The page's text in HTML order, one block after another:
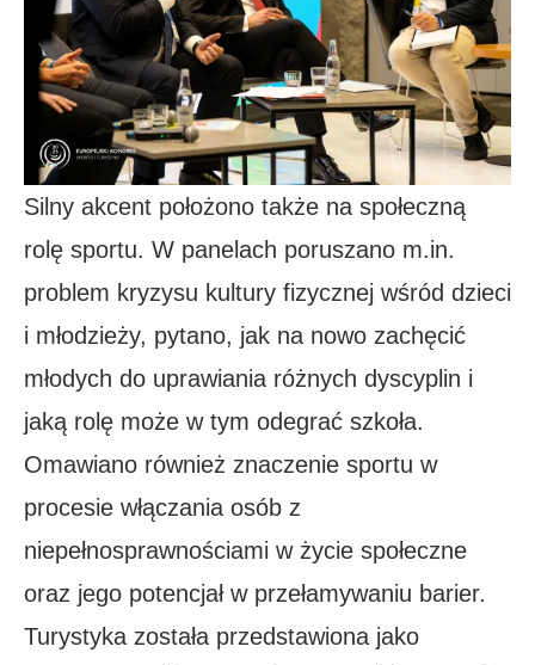
Silny akcent położono także na społeczną
rolę sportu. W panelach poruszano m.in.
problem kryzysu kultury fizycznej wśród dzieci
i młodzieży, pytano, jak na nowo zachęcić
młodych do uprawiania różnych dyscyplin i
jaką rolę może w tym odegrać szkoła.
Omawiano również znaczenie sportu w
procesie włączania osób z
niepełnosprawnościami w życie społeczne
oraz jego potencjał w przełamywaniu barier.
Turystyka została przedstawiona jako